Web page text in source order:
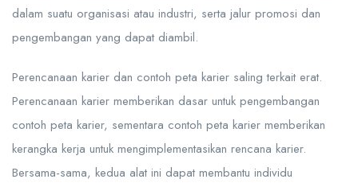
dalam suatu organisasi atau industri, serta jalur promosi dan
pengembangan yang dapat diambil.
Perencanaan karier dan contoh peta karier saling terkait erat.
Perencanaan karier memberikan dasar untuk pengembangan
contoh peta karier, sementara contoh peta karier memberikan
kerangka kerja untuk mengimplementasikan rencana karier.
Bersama-sama, kedua alat ini dapat membantu individu